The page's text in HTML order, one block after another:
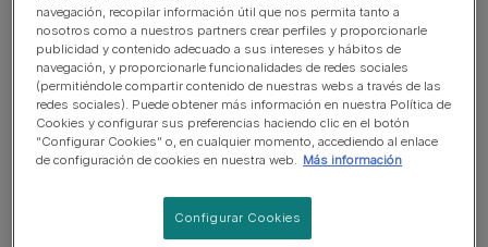
Cómo y dónde adoptar un perro
Precio de acoger un perro
Pasos para adoptar un perro
Cómo y dónde adoptar un
navegación, recopilar información útil que nos permita tanto a
nosotros como a nuestros partners crear perfiles y proporcionarle
publicidad y contenido adecuado a sus intereses y hábitos de
navegación, y proporcionarle funcionalidades de redes sociales
(permitiéndole compartir contenido de nuestras webs a través de las
redes sociales). Puede obtener más información en nuestra Política de
Cookies y configurar sus preferencias haciendo clic en el botón
“Configurar Cookies” o, en cualquier momento, accediendo al enlace
de configuración de cookies en nuestra web. Más información
Configurar Cookies